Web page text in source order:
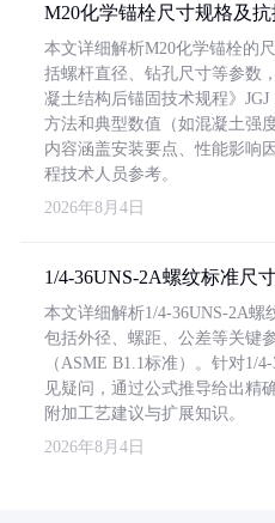
M20化学锚栓尺寸规格及
本文详细解析M20化学锚栓的
括螺杆直径、钻孔尺寸等参数
凝土结构后锚固技术规程》
方法和典型数值（如混凝土强
内容涵盖安装要点、性能影响
程技术人员参考。
2026年8月4日
1/4-36UNS-2A螺纹标准尺
本文详细解析1/4-36UNS-2A螺
包括外径、螺距、公差等关键
（ASME B1.1标准）。针对1/
见疑问，通过公式推导给出精
附加工艺建议与扩展知识。
2026年8月4日